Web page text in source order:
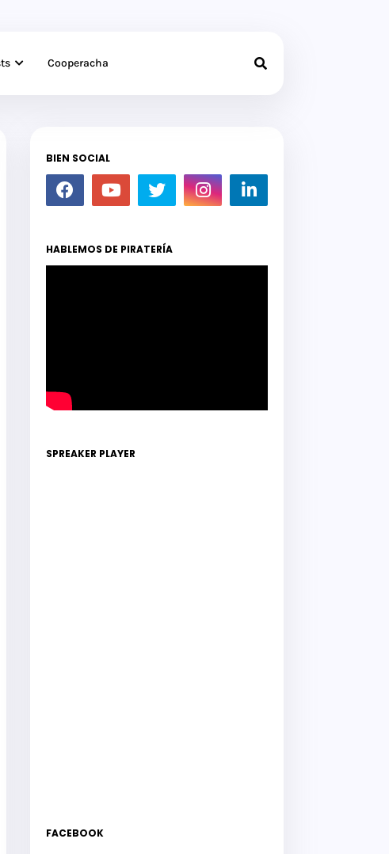
Cooperacha
BIEN SOCIAL
HABLEMOS DE PIRATERÍA
SPREAKER PLAYER
FACEBOOK